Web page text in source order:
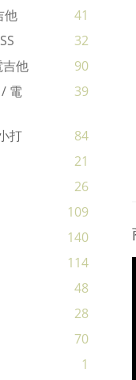
他
41
32
他
90
電
39
打
84
21
26
109
140
114
48
28
70
1